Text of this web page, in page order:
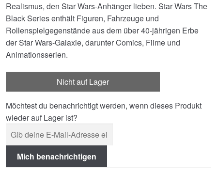
Realismus, den Star Wars-Anhänger lieben. Star Wars The
Black Series enthält Figuren, Fahrzeuge und
Rollenspielgegenstände aus dem über 40-jährigen Erbe
der Star Wars-Galaxie, darunter Comics, Filme und
Animationsserien.
Nicht auf Lager
Möchtest du benachrichtigt werden, wenn dieses Produkt
wieder auf Lager ist?
Mich benachrichtigen